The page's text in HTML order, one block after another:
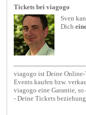
Tickets bei viagogo
Sven
Dich
viagogo ist Deine
Events kaufen bzw.
viagogo eine Garantie, so
- Deine Tickets